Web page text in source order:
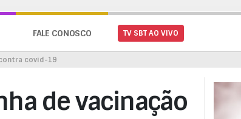
FALE CONOSCO TV SBT AO VIVO
covid-19
de vacinação